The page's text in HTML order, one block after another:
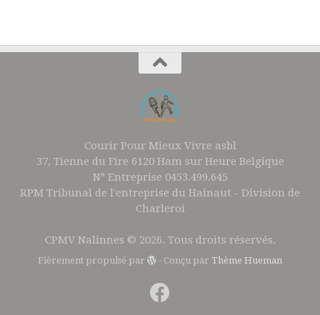
Courir Pour Mieux Vivre asbl
37, Tienne du Fire 6120 Ham sur Heure Belgique
N° Entreprise 0453.499.645
RPM Tribunal de l'entreprise du Hainaut - Division de
Charleroi
CPMV Nalinnes © 2026. Tous droits réservés.
Fièrement propulsé par - Conçu par Thème Hueman